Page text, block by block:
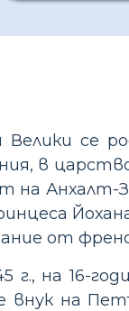
Велики се
в
на Анхалт-
от
г., на 16-
внук на